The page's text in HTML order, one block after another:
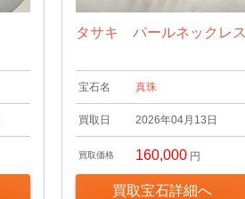
タサキ パールネックレス
宝石名 真珠
買取日 2026年04月13日
買取価格 160,000 円
買取宝石詳細へ